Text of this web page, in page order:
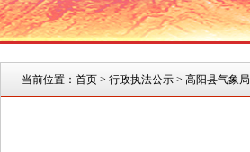
当前位置： 首页 > 行政执法公示 > 高阳县气象局